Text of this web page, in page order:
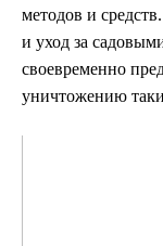
методов и
и уход за
своевременно
уничтожению